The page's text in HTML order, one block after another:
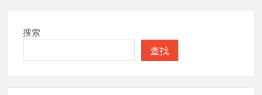
搜索
查找